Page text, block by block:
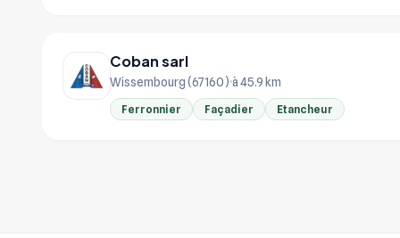
Coban sarl
Wissembourg (67160) à 45.9 km
Ferronnier Façadier Etancheur